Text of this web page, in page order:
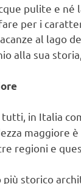
pulite e
per i
al lago
alla sua
tutti, in Italia
maggiore
regioni e
più storico